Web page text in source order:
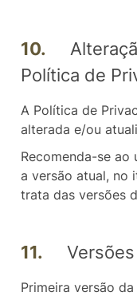
10.
Política de
A Política de
alterada e/ou
Recomenda-se
a versão atual, no
trata das versões
11. Versões
Primeira versão